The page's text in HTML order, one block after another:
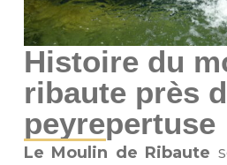
Histoire du
ribaute près
peyrepertuse
Le Moulin de Ribaute